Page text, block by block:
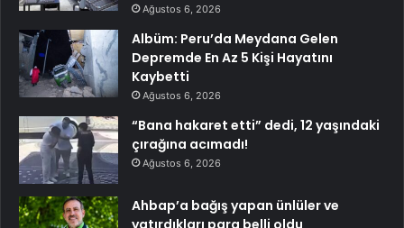
Ağustos 6, 2026
Albüm: Peru’da Meydana Gelen
Depremde En Az 5 Kişi Hayatını
Kaybetti
Ağustos 6, 2026
“Bana hakaret etti” dedi, 12 yaşındaki
çırağına acımadı!
Ağustos 6, 2026
Ahbap’a bağış yapan ünlüler ve
yatırdıkları para belli oldu